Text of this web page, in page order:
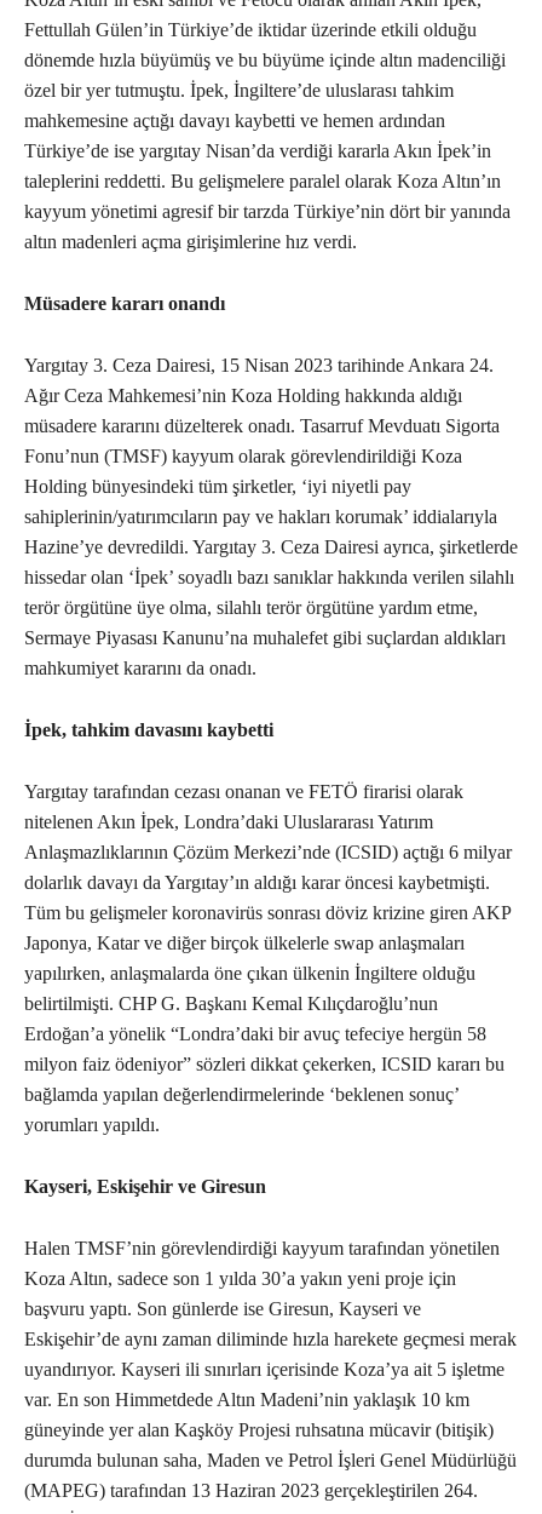
Fettullah Gülen’in Türkiye’de iktidar üzerinde etkili olduğu
dönemde hızla büyümüş ve bu büyüme içinde altın madenciliği
özel bir yer tutmuştu. İpek, İngiltere’de uluslarası tahkim
mahkemesine açtığı davayı kaybetti ve hemen ardından
Türkiye’de ise yargıtay Nisan’da verdiği kararla Akın İpek’in
taleplerini reddetti. Bu gelişmelere paralel olarak Koza Altın’ın
kayyum yönetimi agresif bir tarzda Türkiye’nin dört bir yanında
altın madenleri açma girişimlerine hız verdi.
Müsadere kararı onandı
Yargıtay 3. Ceza Dairesi, 15 Nisan 2023 tarihinde Ankara 24.
Ağır Ceza Mahkemesi’nin Koza Holding hakkında aldığı
müsadere kararını düzelterek onadı. Tasarruf Mevduatı Sigorta
Fonu’nun (TMSF) kayyum olarak görevlendirildiği Koza
Holding bünyesindeki tüm şirketler, ‘iyi niyetli pay
sahiplerinin/yatırımcıların pay ve hakları korumak’ iddialarıyla
Hazine’ye devredildi. Yargıtay 3. Ceza Dairesi ayrıca, şirketlerde
hissedar olan ‘İpek’ soyadlı bazı sanıklar hakkında verilen silahlı
terör örgütüne üye olma, silahlı terör örgütüne yardım etme,
Sermaye Piyasası Kanunu’na muhalefet gibi suçlardan aldıkları
mahkumiyet kararını da onadı.
İpek, tahkim davasını kaybetti
Yargıtay tarafından cezası onanan ve FETÖ firarisi olarak
nitelenen Akın İpek, Londra’daki Uluslararası Yatırım
Anlaşmazlıklarının Çözüm Merkezi’nde (ICSID) açtığı 6 milyar
dolarlık davayı da Yargıtay’ın aldığı karar öncesi kaybetmişti.
Tüm bu gelişmeler koronavirüs sonrası döviz krizine giren AKP
Japonya, Katar ve diğer birçok ülkelerle swap anlaşmaları
yapılırken, anlaşmalarda öne çıkan ülkenin İngiltere olduğu
belirtilmişti. CHP G. Başkanı Kemal Kılıçdaroğlu’nun
Erdoğan’a yönelik “Londra’daki bir avuç tefeciye hergün 58
milyon faiz ödeniyor” sözleri dikkat çekerken, ICSID kararı bu
bağlamda yapılan değerlendirmelerinde ‘beklenen sonuç’
yorumları yapıldı.
Kayseri, Eskişehir ve Giresun
Halen TMSF’nin görevlendirdiği kayyum tarafından yönetilen
Koza Altın, sadece son 1 yılda 30’a yakın yeni proje için
başvuru yaptı. Son günlerde ise Giresun, Kayseri ve
Eskişehir’de aynı zaman diliminde hızla harekete geçmesi merak
uyandırıyor. Kayseri ili sınırları içerisinde Koza’ya ait 5 işletme
var. En son Himmetdede Altın Madeni’nin yaklaşık 10 km
güneyinde yer alan Kaşköy Projesi ruhsatına mücavir (bitişik)
durumda bulunan saha, Maden ve Petrol İşleri Genel Müdürlüğü
(MAPEG) tarafından 13 Haziran 2023 gerçekleştirilen 264.